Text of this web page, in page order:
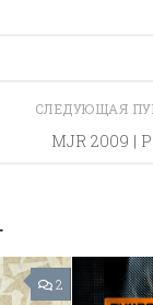
СЛЕДУЮЩАЯ
MJR 2009 |
2